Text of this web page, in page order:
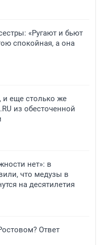
«Ругают и бьют
спокойная, а она
и еще столько же
из обесточенной
нет»: в
что медузы в
на десятилетия
Ответ